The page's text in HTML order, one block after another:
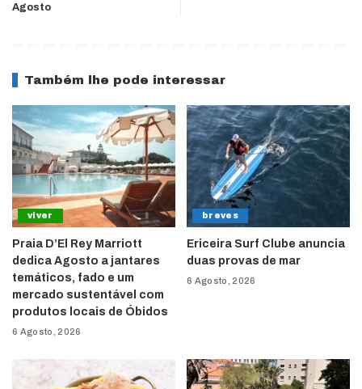
Agosto
Também lhe pode interessar
viver
Praia D’El Rey Marriott
dedica Agosto a jantares
temáticos, fado e um
mercado sustentável com
produtos locais de Óbidos
6 Agosto, 2026
breves
Ericeira Surf Clube anuncia
duas provas de mar
6 Agosto, 2026